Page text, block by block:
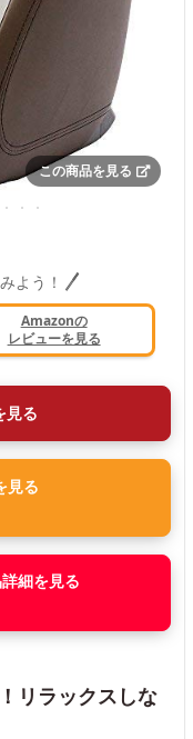
この商品を見る
よう！
Amazonの
レビューを見る
見る
見る
細を見る
リラックスしな